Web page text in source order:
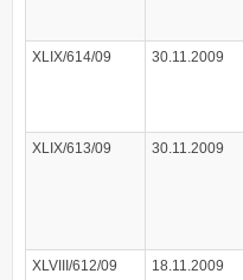
XLIX/614/09 30.11.2009
XLIX/613/09 30.11.2009
XLVIII/612/09 18.11.2009